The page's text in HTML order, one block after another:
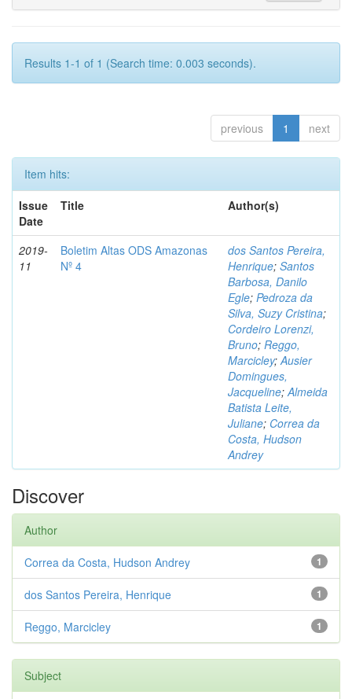
Results 1-1 of 1 (Search time: 0.003 seconds).
previous 1 next
Item hits:
Issue
Date
Title Author(s)
2019-
11
Boletim Altas ODS Amazonas
Nº 4
dos Santos Pereira,
Henrique; Santos
Barbosa, Danilo
Egle; Pedroza da
Silva, Suzy Cristina;
Cordeiro Lorenzi,
Bruno; Reggo,
Marcicley;Ausier
Domingues,
Jacqueline;Almeida
Batista Leite,
Juliane; Correa da
Costa, Hudson
Andrey
Discover
Author
1
Correa da Costa, Hudson Andrey
1
dos Santos Pereira, Henrique
1
Reggo, Marcicley
Subject